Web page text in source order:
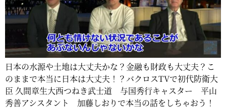
日本の水源や土地は大丈夫かな？金融も財政も大丈夫？こ
のままで本当に日本は大丈夫！？バクロスTVで初代防衛大
臣 久間章生大西つねき武士道 与国秀行キャスター 平山
秀善アシスタント 加藤しおりで本当の話をしちゃおう！